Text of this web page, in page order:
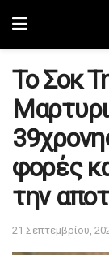
Το Σοκ
φορές
την
21 Σεπτεμβρίου,